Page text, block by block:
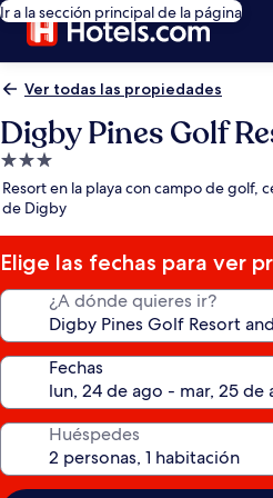
Ir a la sección principal de la página
Ver todas las propiedades
Digby Pines Golf
Propiedad
de
3.0
estrellas
Resort en la playa con campo de golf,
de Digby
Elige las fechas para ver
¿A dónde quieres ir?
Fechas
Huéspedes